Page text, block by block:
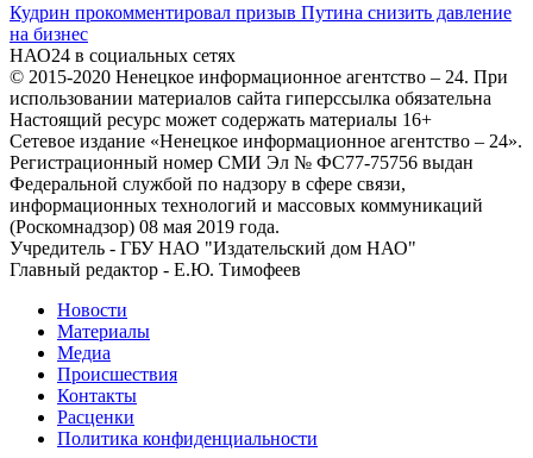
Кудрин прокомментировал призыв Путина снизить давление
на бизнес
НАО24 в социальных сетях
© 2015-2020 Ненецкое информационное агентство – 24. При
использовании материалов сайта гиперссылка обязательна
Настоящий ресурс может содержать материалы 16+
Сетевое издание «Ненецкое информационное агентство – 24».
Регистрационный номер СМИ Эл № ФС77-75756 выдан
Федеральной службой по надзору в сфере связи,
информационных технологий и массовых коммуникаций
(Роскомнадзор) 08 мая 2019 года.
Учредитель - ГБУ НАО "Издательский дом НАО"
Главный редактор - Е.Ю. Тимофеев
Новости
Материалы
Медиа
Происшествия
Контакты
Расценки
Политика конфиденциальности